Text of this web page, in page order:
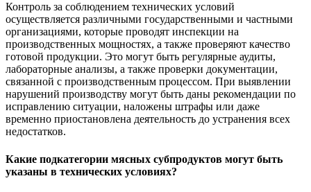
Контроль за соблюдением технических условий
осуществляется различными государственными и частными
организациями, которые проводят инспекции на
производственных мощностях, а также проверяют качество
готовой продукции. Это могут быть регулярные аудиты,
лабораторные анализы, а также проверки документации,
связанной с производственным процессом. При выявлении
нарушений производству могут быть даны рекомендации по
исправлению ситуации, наложены штрафы или даже
временно приостановлена деятельность до устранения всех
недостатков.
Какие подкатегории мясных субпродуктов могут быть
указаны в технических условиях?